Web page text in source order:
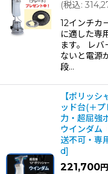
(税込:
12インチカ
に適した専
ます。 レ
ないと電源
段…
【ポリッ
ッド台(＋
力・超屈強
ウインダム
送不可・専
d]
221,700円